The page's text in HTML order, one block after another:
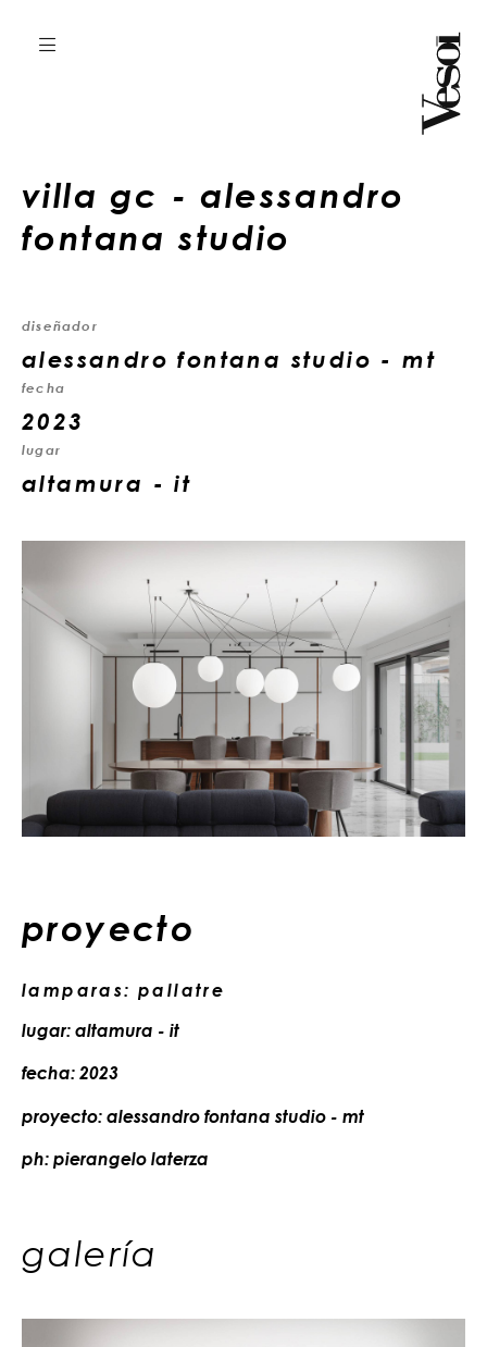
villa gc - alessandro
fontana studio
diseñador
alessandro fontana studio - mt
fecha
2023
lugar
altamura - it
proyecto
lamparas: pallatre
lugar: altamura - it
fecha: 2023
proyecto: alessandro fontana studio - mt
ph: pierangelo laterza
galería